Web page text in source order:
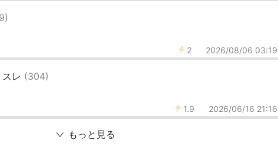
2 2026/08/06 03:19
スレ (304)
1.9 2026/06/16 21:16
もっと見る